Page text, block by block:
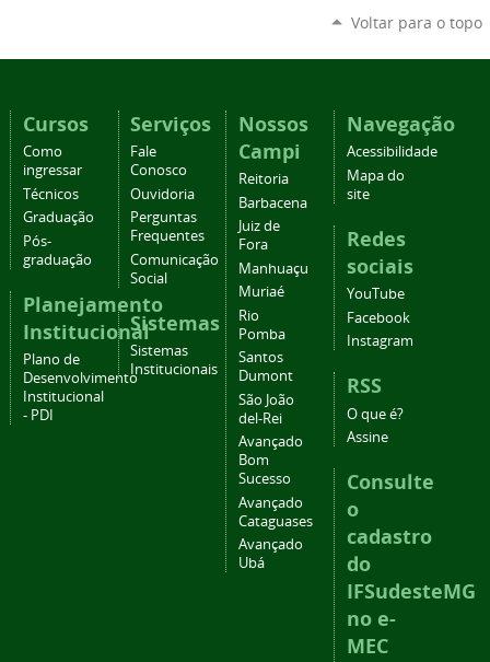
Voltar para o topo
Cursos
Como
ingressar
Técnicos
Graduação
Pós-
graduação
Planejamento
Institucional
Plano de
Desenvolvimento
Institucional
- PDI
Serviços
Fale
Conosco
Ouvidoria
Perguntas
Frequentes
Comunicação
Social
Sistemas
Sistemas
Institucionais
Nossos
Campi
Reitoria
Barbacena
Juiz de
Fora
Manhuaçu
Muriaé
Rio
Pomba
Santos
Dumont
São João
del-Rei
Avançado
Bom
Sucesso
Avançado
Cataguases
Avançado
Ubá
Navegação
Acessibilidade
Mapa do
site
Redes
sociais
YouTube
Facebook
Instagram
RSS
O que é?
Assine
Consulte
o
cadastro
do
IFSudesteMG
no e-
MEC